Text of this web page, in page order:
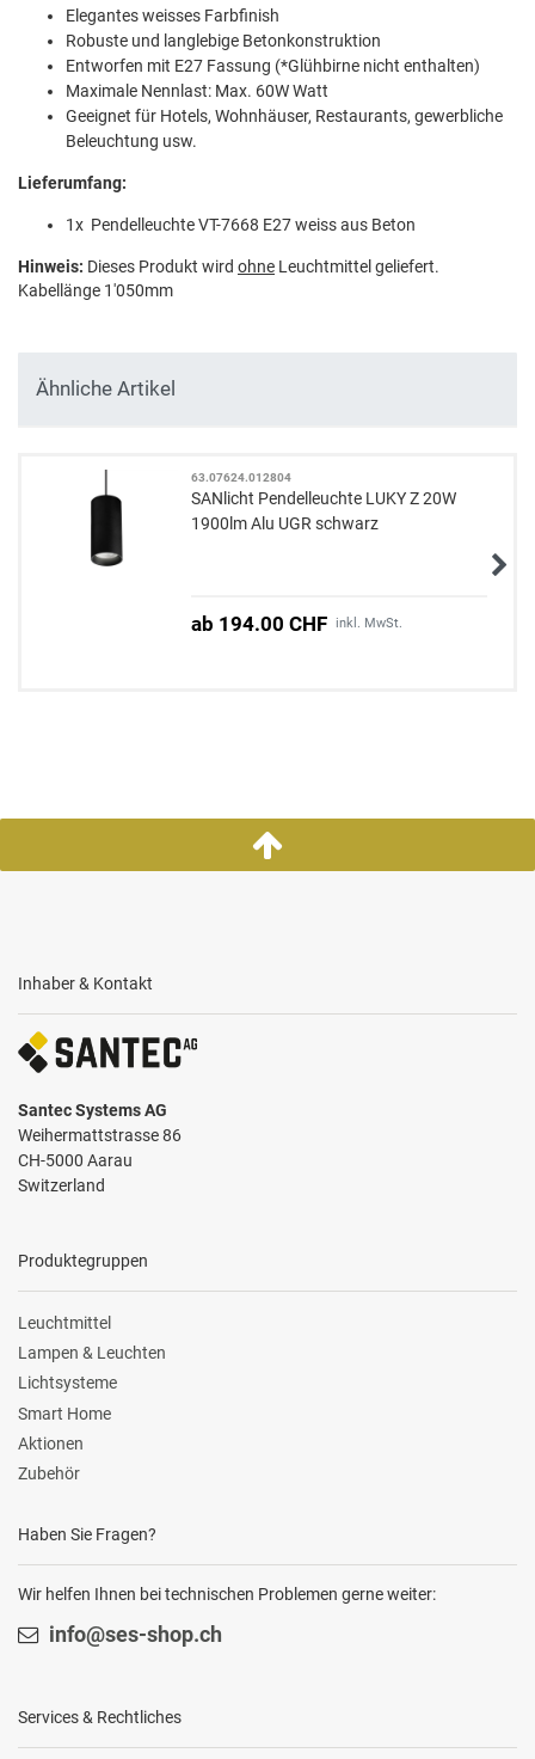
Elegantes weisses Farbfinish
Robuste und langlebige Betonkonstruktion
Entworfen mit E27 Fassung (*Glühbirne nicht enthalten)
Maximale Nennlast: Max. 60W Watt
Geeignet für Hotels, Wohnhäuser, Restaurants, gewerbliche
Beleuchtung usw.
Lieferumfang:
1x Pendelleuchte VT-7668 E27 weiss aus Beton
Hinweis: Dieses Produkt wird ohne Leuchtmittel geliefert.
Kabellänge 1'050mm
Ähnliche Artikel
63.07624.012804
SANlicht Pendelleuchte LUKY Z 20W
1900lm Alu UGR schwarz
ab 194.00 CHF inkl. MwSt.
Inhaber & Kontakt
Santec Systems AG
Weihermattstrasse 86
CH-5000 Aarau
Switzerland
Produktegruppen
Leuchtmittel
Lampen & Leuchten
Lichtsysteme
Smart Home
Aktionen
Zubehör
Haben Sie Fragen?
Wir helfen Ihnen bei technischen Problemen gerne weiter:
info@ses-shop.ch
Services & Rechtliches